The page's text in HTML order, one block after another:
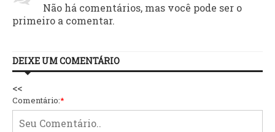
Não há comentários, mas você pode ser o
primeiro a comentar.
DEIXE UM COMENTÁRIO
<<
Comentário:*